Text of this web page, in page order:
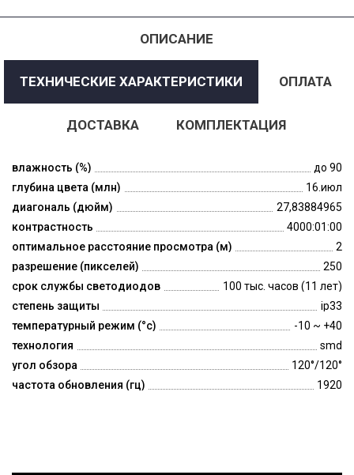
ОПИСАНИЕ
ТЕХНИЧЕСКИЕ ХАРАКТЕРИСТИКИ ОПЛАТА
ДОСТАВКА КОМПЛЕКТАЦИЯ
влажность (%)
до 90
глубина цвета (млн)
16.июл
диагональ (дюйм)
27,83884965
контрастность
4000:01:00
оптимальное расстояние просмотра (м)
2
разрешение (пикселей)
250
срок службы светодиодов
100 тыс. часов (11 лет)
степень защиты
ip33
температурный режим (°c)
-10 ~ +40
технология
smd
угол обзора
120°/120°
частота обновления (гц)
1920